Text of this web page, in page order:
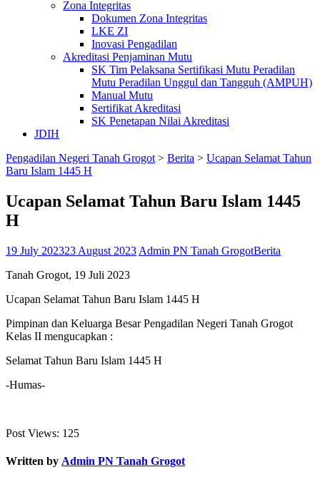
Zona Integritas
Dokumen Zona Integritas
LKE ZI
Inovasi Pengadilan
Akreditasi Penjaminan Mutu
SK Tim Pelaksana Sertifikasi Mutu Peradilan
Mutu Peradilan Unggul dan Tangguh (AMPUH)
Manual Mutu
Sertifikat Akreditasi
SK Penetapan Nilai Akreditasi
JDIH
Pengadilan Negeri Tanah Grogot > Berita > Ucapan Selamat Tahun
Baru Islam 1445 H
Ucapan Selamat Tahun Baru Islam 1445
H
19 July 202323 August 2023 Admin PN Tanah GrogotBerita
Tanah Grogot, 19 Juli 2023
Ucapan Selamat Tahun Baru Islam 1445 H
Pimpinan dan Keluarga Besar Pengadilan Negeri Tanah Grogot
Kelas II mengucapkan :
Selamat Tahun Baru Islam 1445 H
-Humas-
Post Views: 125
Written by Admin PN Tanah Grogot